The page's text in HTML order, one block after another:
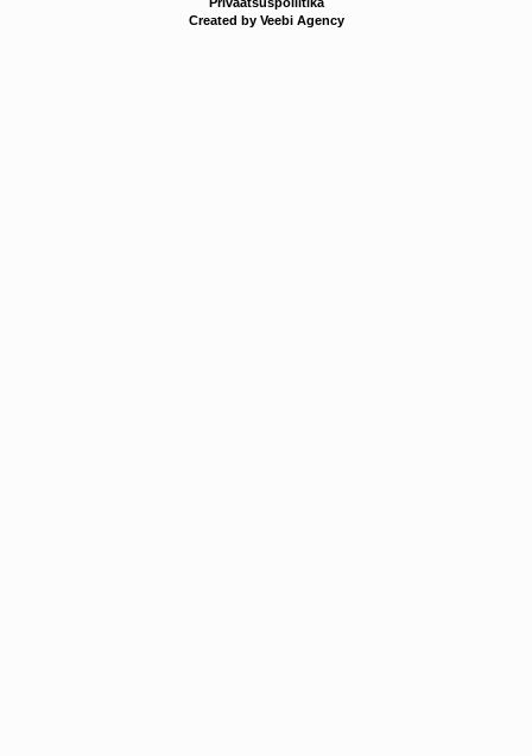
Privaatsuspoliitika
Created by Veebi Agency